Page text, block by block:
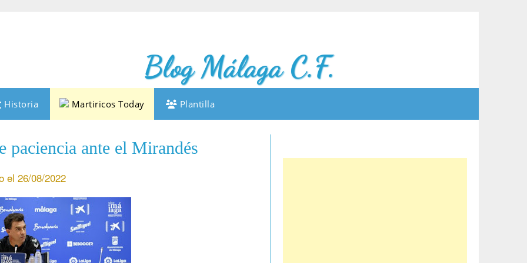
Blog Málaga C.F.
Historia Martiricos Today Plantilla
paciencia ante el Mirandés
el 26/08/2022